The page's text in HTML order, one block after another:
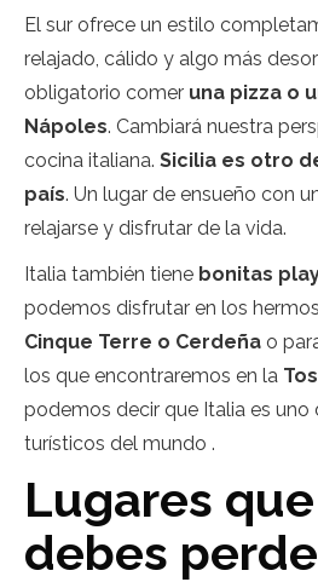
El sur ofrece un estilo
relajado, cálido y algo más
obligatorio comer una pizza o
Nápoles. Cambiará nuestra
cocina italiana. Sicilia es otro
país. Un lugar de ensueño con
relajarse y disfrutar de la vida.
Italia también tiene bonitas
podemos disfrutar en los
Cinque Terre o Cerdeña o
los que encontraremos en la
podemos decir que Italia es uno
turísticos del mundo .
Lugares
debes